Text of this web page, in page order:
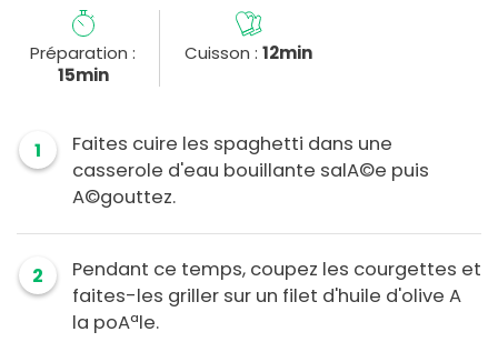
Préparation :
15min
Cuisson :12min
1
Faites cuire les spaghetti dans une
casserole d'eau bouillante salA©e puis
A©gouttez.
2
Pendant ce temps, coupez les courgettes et
faites-les griller sur un filet d'huile d'olive A
la poAªle.